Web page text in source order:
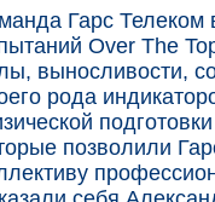
Гарс Телеком
Over The
выносливости,
рода
позволили